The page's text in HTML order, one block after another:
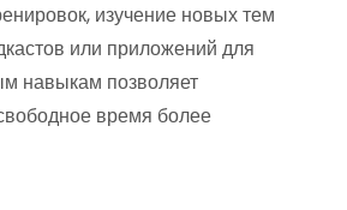
изучение новых тем
или приложений для
навыкам позволяет
время более